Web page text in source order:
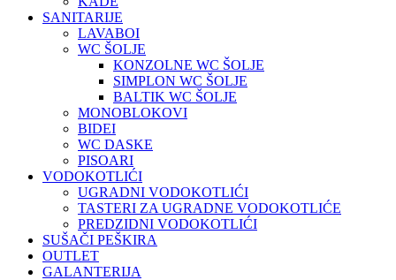
SANITARIJE
LAVABOI
WC ŠOLJE
KONZOLNE WC ŠOLJE
SIMPLON WC ŠOLJE
BALTIK WC ŠOLJE
MONOBLOKOVI
BIDEI
WC DASKE
PISOARI
VODOKOTLIĆI
UGRADNI VODOKOTLIĆI
TASTERI ZA UGRADNE VODOKOTLIĆE
PREDZIDNI VODOKOTLIĆI
SUŠAČI PEŠKIRA
OUTLET
GALANTERIJA